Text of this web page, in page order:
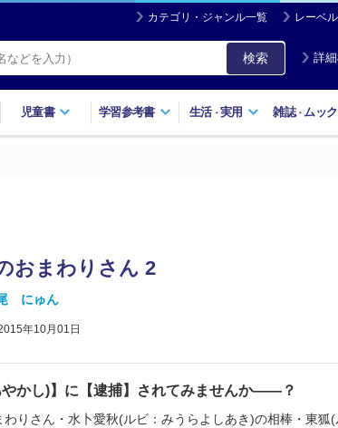
カテゴリ・ジャンル一覧 レーベ
検索 詳
児童書 学習参考書 生活・実用 雑誌・ ムック
おまわりさん 2
にゅん
年10月01日
やかし)】に【逮捕】されてみませんか――？
わりさん・水卜愛秋(ルビ：みうらよしあき)の相棒・東狐(